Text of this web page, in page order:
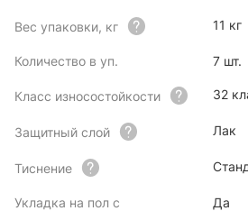
Вес упаковки, кг 11 кг
Количество в уп. 7 шт.
Класс износостойкости 32
Защитный слой Лак
Тиснение
Укладка на пол с
Да